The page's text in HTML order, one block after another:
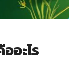
อะไร